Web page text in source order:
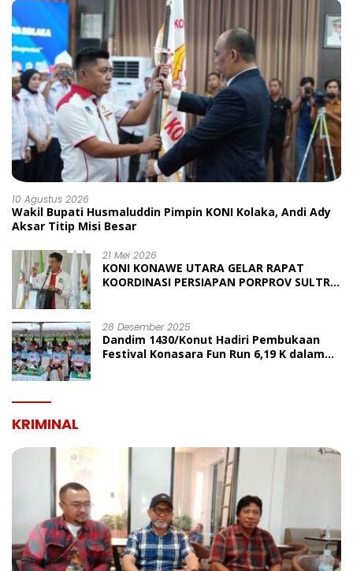
10 Agustus 2026
Wakil Bupati Husmaluddin Pimpin KONI Kolaka, Andi Ady
Aksar Titip Misi Besar
21 Mei 2026
KONI KONAWE UTARA GELAR RAPAT
KOORDINASI PERSIAPAN PORPROV SULTRA
28 Desember 2025
Dandim 1430/Konut Hadiri Pembukaan
Festival Konasara Fun Run 6,19 K dalam
KRIMINAL